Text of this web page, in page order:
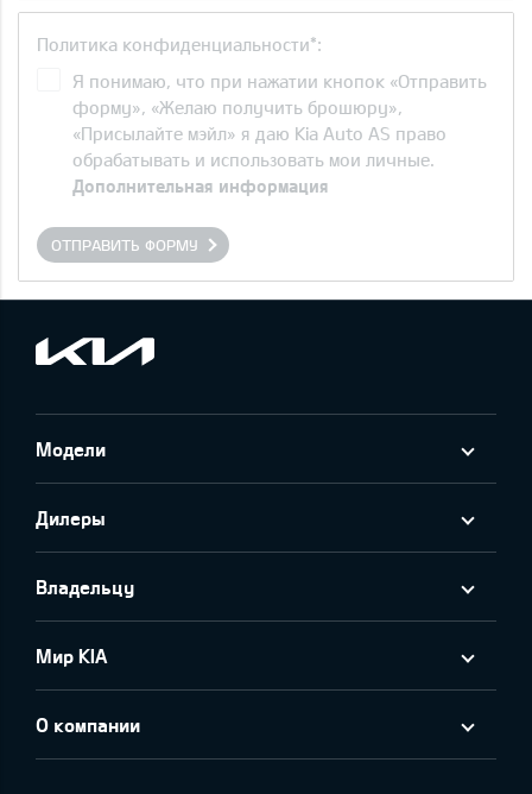
Политика конфиденциальности*:
Я понимаю, что при нажатии кнопок «Отправить
форму», «Желаю получить брошюру»,
«Присылайте мэйл» я даю Kia Auto AS право
обрабатывать и использовать мои личные.
Дополнительная информация
ОТПРАВИТЬ ФОРМУ
Модели
Дилеры
Владельцу
Мир KIA
О компании